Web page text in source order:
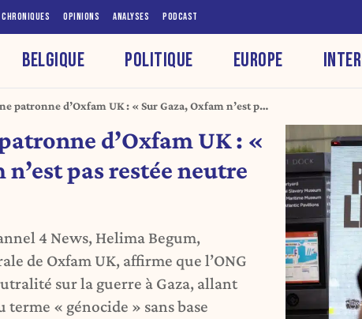
CHRONIQUES OPINIONS ANALYSES PODCAST
BELGIQUE POLITIQUE EUROPE
patronne d’Oxfam UK : « Sur Gaza, Oxfam n’est pas
d’Oxfam UK : «
pas restée neutre
4 News, Helima Begum,
de Oxfam UK, affirme que l’ONG
sur la guerre à Gaza, allant
terme « génocide » sans base